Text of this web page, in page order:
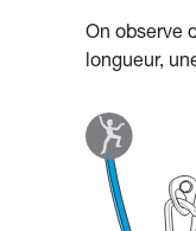
On observe
longueur,